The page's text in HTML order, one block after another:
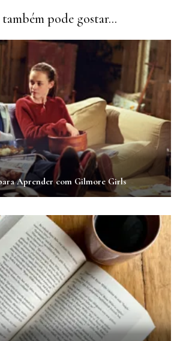
pode gostar...
Aprender com Gilmore Girls